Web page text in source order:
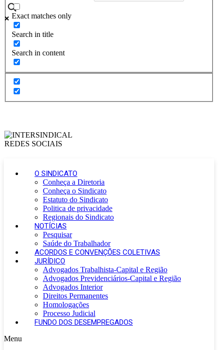
Exact matches only
Search in title
Search in content
O SINDICATO
Conheça a Diretoria
Conheça o Sindicato
Estatuto do Sindicato
Politica de privacidade
Regionais do Sindicato
NOTÍCIAS
Pesquisar
Saúde do Trabalhador
ACORDOS E CONVENÇÕES COLETIVAS
JURÍDICO
Advogados Trabalhista-Capital e Região
Advogados Previdenciários-Capital e Região
Advogados Interior
Direitos Permanentes
Homologações
Processo Judicial
FUNDO DOS DESEMPREGADOS
Menu